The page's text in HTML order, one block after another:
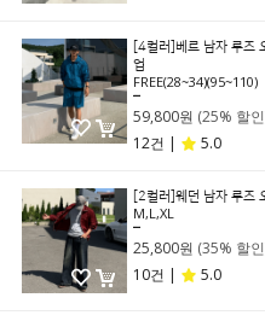
[4컬러]베르 남자 루즈
업
FREE(28~34)(95~110)
59,800원 (25% 할
12건 |
5.0
[2컬러]웨던 남자 루즈
M,L,XL
25,800원 (35% 할
10건 |
5.0